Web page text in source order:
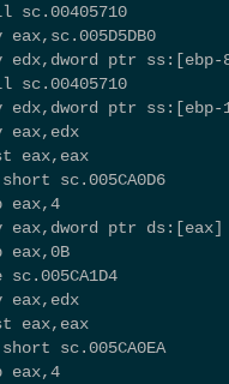
sc.00405710
eax,sc.005D5DB0
edx,dword ptr ss:[ebp-
sc.00405710
edx,dword ptr ss:[ebp-
eax,edx
eax,eax
short sc.005CA0D6
eax,4
eax,dword ptr ds:[eax]
eax,edx
eax,eax
sc.005CA0EA
eax,4